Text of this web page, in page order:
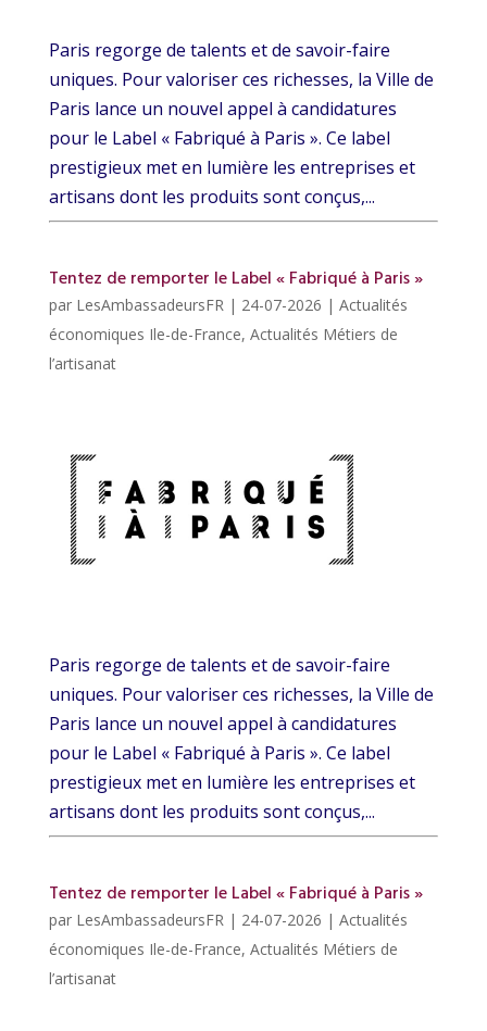
Paris regorge de talents et de savoir-faire
uniques. Pour valoriser ces richesses, la Ville de
Paris lance un nouvel appel à candidatures
pour le Label « Fabriqué à Paris ». Ce label
prestigieux met en lumière les entreprises et
artisans dont les produits sont conçus,...
Tentez de remporter le Label « Fabriqué à Paris »
par LesAmbassadeursFR| 24-07-2026 | Actualités
économiques Ile-de-France, Actualités Métiers de
l’artisanat
Paris regorge de talents et de savoir-faire
uniques. Pour valoriser ces richesses, la Ville de
Paris lance un nouvel appel à candidatures
pour le Label « Fabriqué à Paris ». Ce label
prestigieux met en lumière les entreprises et
artisans dont les produits sont conçus,...
Tentez de remporter le Label « Fabriqué à Paris »
par LesAmbassadeursFR| 24-07-2026 | Actualités
économiques Ile-de-France, Actualités Métiers de
l’artisanat